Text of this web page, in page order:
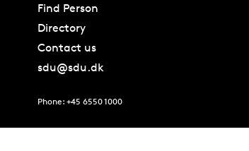
Find Person
Directory
Contact us
sdu@sdu.dk
Phone: +45 6550 1000